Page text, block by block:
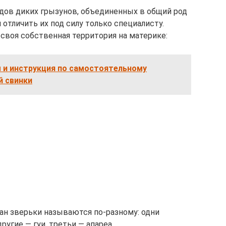
диких грызунов, объединенных в общий род
их под силу только специалисту.
собственная территория на материке:
инструкция по самостоятельному
свинки
зверьки называются по-разному: одни